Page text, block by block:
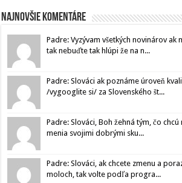
Najnovšie komentáre
Padre: Vyzývam všetkých novinárov ak
tak nebuďte tak hlúpi že na n...
Padre: Slováci ak poznáme úroveň
/vygooglite si/ za Slovenského št...
Padre: Slováci, Boh žehná tým, čo
menia svojimi dobrými sku...
Padre: Slováci, ak chcete zmenu a
moloch, tak volte podľa progra...